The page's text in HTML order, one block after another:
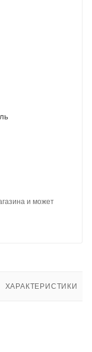
и может
ХАРАКТЕРИСТИКИ